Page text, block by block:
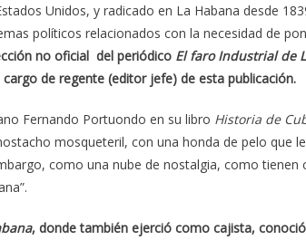
Unidos, y radicado en La Habana desde
políticos relacionados con la necesidad de
no oficial del periódico El faro Industrial de
de regente (editor jefe) de esta publicación.
Fernando Portuondo en su libro Historia de
mosqueteril, con una honda de pelo que
como una nube de nostalgia, como tienen
, donde también ejerció como cajista,